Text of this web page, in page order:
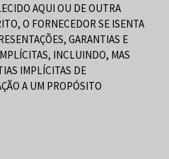
AQUI OU DE OUTRA
O FORNECEDOR SE ISENTA
GARANTIAS E
INCLUINDO, MAS
IMPLÍCITAS DE
A UM PROPÓSITO